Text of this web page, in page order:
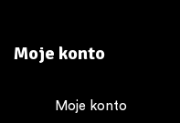
Moje konto
Moje konto